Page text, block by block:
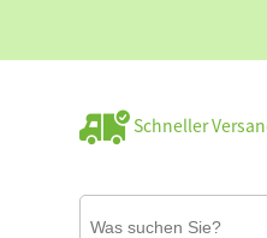
Schneller